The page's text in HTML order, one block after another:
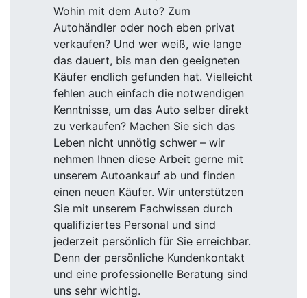
Wohin mit dem Auto? Zum
Autohändler oder noch eben privat
verkaufen? Und wer weiß, wie lange
das dauert, bis man den geeigneten
Käufer endlich gefunden hat. Vielleicht
fehlen auch einfach die notwendigen
Kenntnisse, um das Auto selber direkt
zu verkaufen? Machen Sie sich das
Leben nicht unnötig schwer – wir
nehmen Ihnen diese Arbeit gerne mit
unserem Autoankauf ab und finden
einen neuen Käufer. Wir unterstützen
Sie mit unserem Fachwissen durch
qualifiziertes Personal und sind
jederzeit persönlich für Sie erreichbar.
Denn der persönliche Kundenkontakt
und eine professionelle Beratung sind
uns sehr wichtig.